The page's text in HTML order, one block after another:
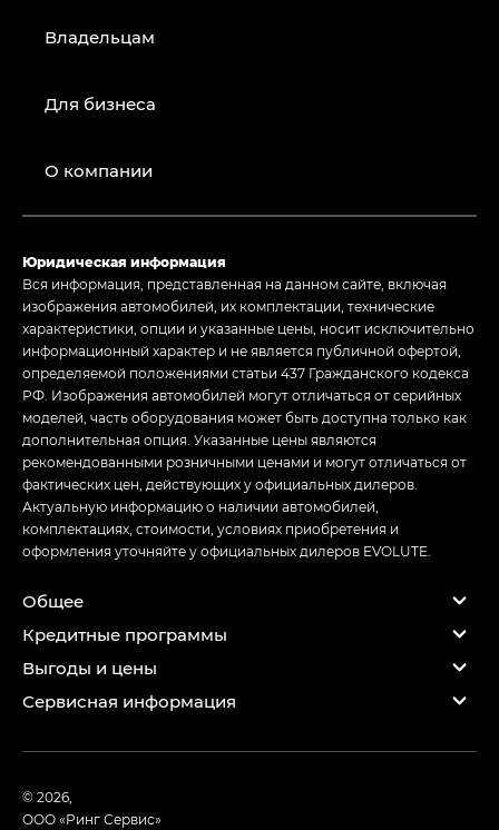
Владельцам
Для бизнеса
О компании
Юридическая информация
Вся информация, представленная на данном сайте, включая
изображения автомобилей, их комплектации, технические
характеристики, опции и указанные цены, носит исключительно
информационный характер и не является публичной офертой,
определяемой положениями статьи 437 Гражданского кодекса
РФ. Изображения автомобилей могут отличаться от серийных
моделей, часть оборудования может быть доступна только как
дополнительная опция. Указанные цены являются
рекомендованными розничными ценами и могут отличаться от
фактических цен, действующих у официальных дилеров.
Актуальную информацию о наличии автомобилей,
комплектациях, стоимости, условиях приобретения и
оформления уточняйте у официальных дилеров EVOLUTE.
Общее
Кредитные программы
Выгоды и цены
Сервисная информация
© 2026,
ООО «Ринг Сервис»